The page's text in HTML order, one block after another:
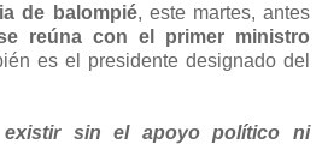
de balompié, este martes, antes
reúna con el primer ministro
es el presidente designado del
sin el apoyo político ni